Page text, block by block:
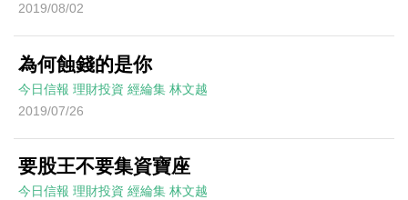
2019/08/02
為何蝕錢的是你
今日信報 理財投資 經綸集 林文越
2019/07/26
要股王不要集資寶座
今日信報 理財投資 經綸集 林文越